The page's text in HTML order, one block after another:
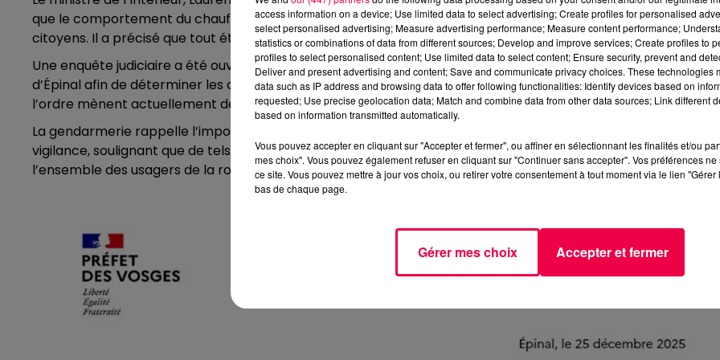
que le comportement du chauffard mettait volontairement en danger la vie de ceux qui protègent les
citoyens. Il a précisé que tout était mis en œuvre pour retrouver le fuyard.
Une enquête judiciaire a été ouverte sous l’autorité du procureur de la République près du tribunal judiciaire
d’Épinal afin de déterminer les circonstances exactes de l’incident et d’identifier le conducteur. Les forces de
l’ordre mènent actuellement des recherches actives pour interpeller le chauffard, qui reste en fuite.
La gendarmerie rappelle l’importance du respect des contrôles routiers et appelle les automobilistes à la
vigilance, soulignant que de tels actes mettent en danger non seulement les forces de l’ordre, mais
l’ensemble des usagers de la route.
access information on a device; Use limited data to select advertising; Create profiles for personalised
select personalised advertising; Measure advertising performance; Measure content performance;
statistics or combinations of data from different sources; Develop and improve services; Create profiles to
profiles to select personalised content; Use limited data to select content; Ensure security, prevent and
Deliver and present advertising and content; Save and communicate privacy choices. These technologies
data such as IP address and browsing data to offer following functionalities: Identify devices based on
requested; Use precise geolocation data; Match and combine data from other data sources; Link different
based on information transmitted automatically.
Vous pouvez accepter en cliquant sur "Accepter et fermer", ou affiner en sélectionnant les finalités et/ou
mes choix". Vous pouvez également refuser en cliquant sur "Continuer sans accepter". Vos préférences
ce site. Vous pouvez mettre à jour vos choix, ou retirer votre consentement à tout moment via le lien
bas de chaque page.
Gérer mes choix Accepter et fermer